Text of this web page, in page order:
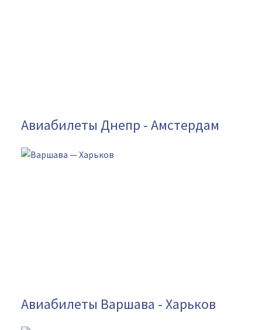
Авиабилеты Днепр - Амстердам
Авиабилеты Варшава - Харьков